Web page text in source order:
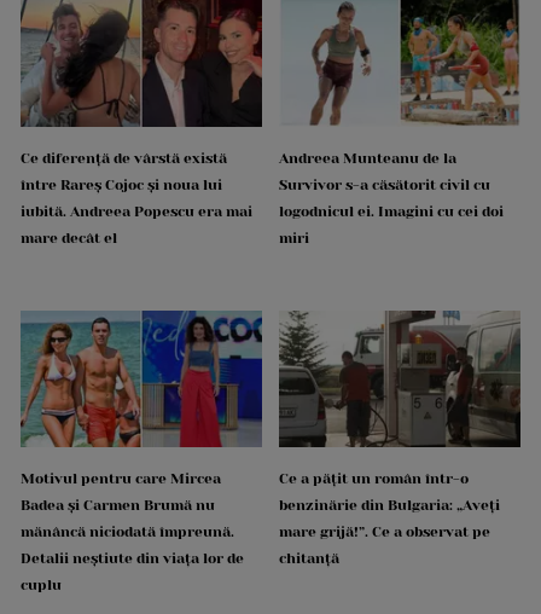
Ce diferență de vârstă există
între Rareș Cojoc și noua lui
iubită. Andreea Popescu era mai
mare decât el
Andreea Munteanu de la
Survivor s-a căsătorit civil cu
logodnicul ei. Imagini cu cei doi
miri
Motivul pentru care Mircea
Badea și Carmen Brumă nu
mănâncă niciodată împreună.
Detalii neștiute din viața lor de
cuplu
Ce a pățit un român într-o
benzinărie din Bulgaria: „Aveți
mare grijă!”. Ce a observat pe
chitanță